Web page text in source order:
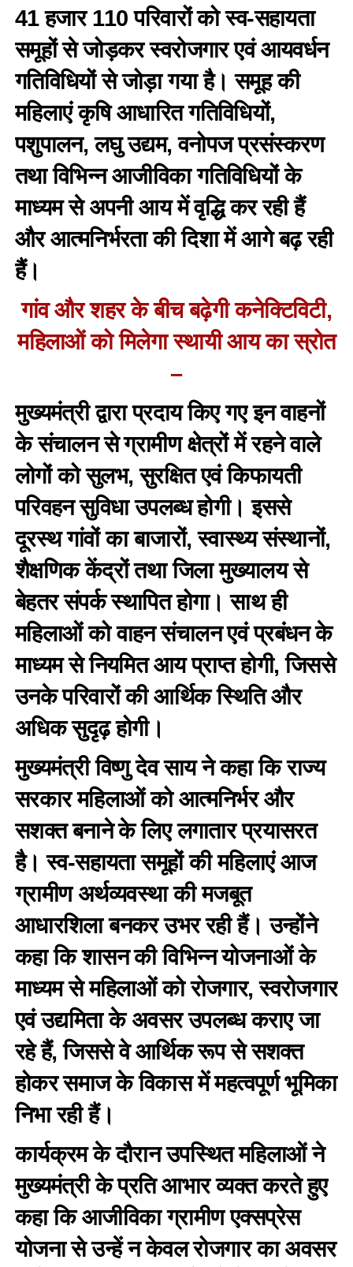
41 हजार 110 परिवारों को स्व-सहायता
समूहों से जोड़कर स्वरोजगार एवं आयवर्धन
गतिविधियों से जोड़ा गया है। समूह की
महिलाएं कृषि आधारित गतिविधियों,
पशुपालन, लघु उद्यम, वनोपज प्रसंस्करण
तथा विभिन्न आजीविका गतिविधियों के
माध्यम से अपनी आय में वृद्धि कर रही हैं
और आत्मनिर्भरता की दिशा में आगे बढ़ रही
हैं।
गांव और शहर के बीच बढ़ेगी कनेक्टिविटी,
महिलाओं को मिलेगा स्थायी आय का स्रोत
–
मुख्यमंत्री द्वारा प्रदाय किए गए इन वाहनों
के संचालन से ग्रामीण क्षेत्रों में रहने वाले
लोगों को सुलभ, सुरक्षित एवं किफायती
परिवहन सुविधा उपलब्ध होगी। इससे
दूरस्थ गांवों का बाजारों, स्वास्थ्य संस्थानों,
शैक्षणिक केंद्रों तथा जिला मुख्यालय से
बेहतर संपर्क स्थापित होगा। साथ ही
महिलाओं को वाहन संचालन एवं प्रबंधन के
माध्यम से नियमित आय प्राप्त होगी, जिससे
उनके परिवारों की आर्थिक स्थिति और
अधिक सुदृढ़ होगी।
मुख्यमंत्री विष्णु देव साय ने कहा कि राज्य
सरकार महिलाओं को आत्मनिर्भर और
सशक्त बनाने के लिए लगातार प्रयासरत
है। स्व-सहायता समूहों की महिलाएं आज
ग्रामीण अर्थव्यवस्था की मजबूत
आधारशिला बनकर उभर रही हैं। उन्होंने
कहा कि शासन की विभिन्न योजनाओं के
माध्यम से महिलाओं को रोजगार, स्वरोजगार
एवं उद्यमिता के अवसर उपलब्ध कराए जा
रहे हैं, जिससे वे आर्थिक रूप से सशक्त
होकर समाज के विकास में महत्वपूर्ण भूमिका
निभा रही हैं।
कार्यक्रम के दौरान उपस्थित महिलाओं ने
मुख्यमंत्री के प्रति आभार व्यक्त करते हुए
कहा कि आजीविका ग्रामीण एक्सप्रेस
योजना से उन्हें न केवल रोजगार का अवसर